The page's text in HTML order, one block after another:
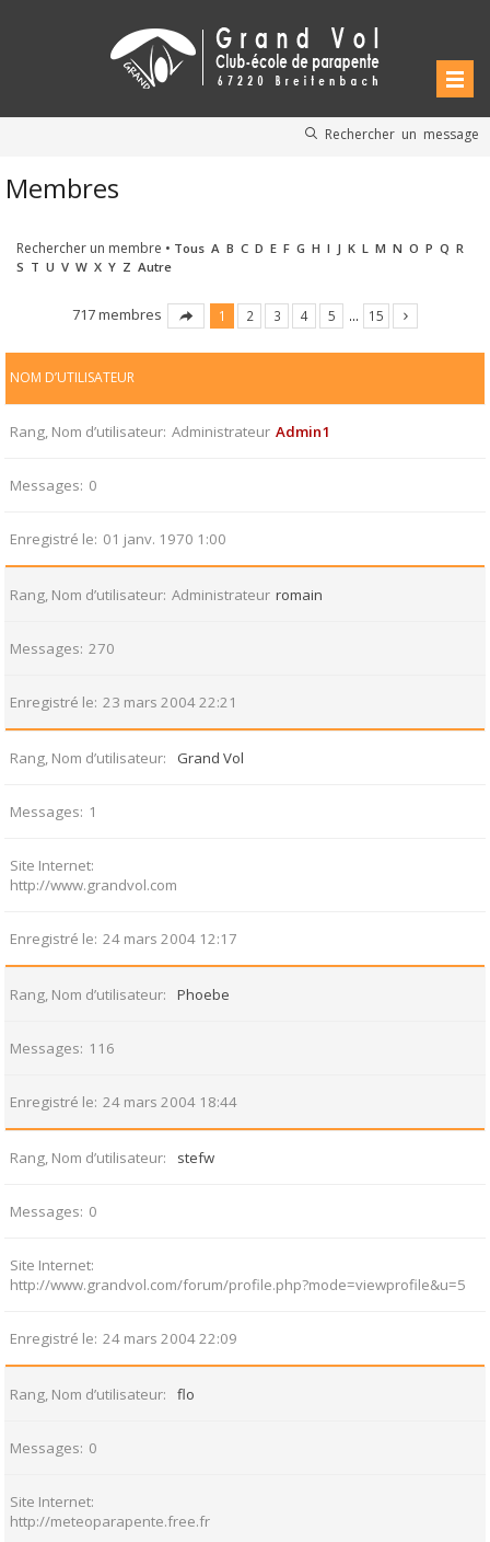
Rechercher un message
Membres
Rechercher un membre • Tous A B C D E F G H I J K L M N O P Q R
S T U V W X Y Z Autre
717 membres 1 2 3 4 5 … 15
NOM D’UTILISATEUR
Rang, Nom d’utilisateur Administrateur Admin1
Messages 0
Enregistré le 01 janv. 1970 1:00
Rang, Nom d’utilisateur Administrateur romain
Messages 270
Enregistré le 23 mars 2004 22:21
Rang, Nom d’utilisateur Grand Vol
Messages 1
Site Internet
http://www.grandvol.com
Enregistré le 24 mars 2004 12:17
Rang, Nom d’utilisateur Phoebe
Messages 116
Enregistré le 24 mars 2004 18:44
Rang, Nom d’utilisateur stefw
Messages 0
Site Internet
http://www.grandvol.com/forum/profile.php?mode=viewprofile&u=5
Enregistré le 24 mars 2004 22:09
Rang, Nom d’utilisateur flo
Messages 0
Site Internet
http://meteoparapente.free.fr